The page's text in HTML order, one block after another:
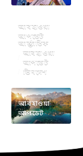
আবহাওয়া
আপডেট
আন্তর্জাতিক
আবহাওয়া
আপডেট
ভিনদেশ
আবহাওয়া
আপডেট